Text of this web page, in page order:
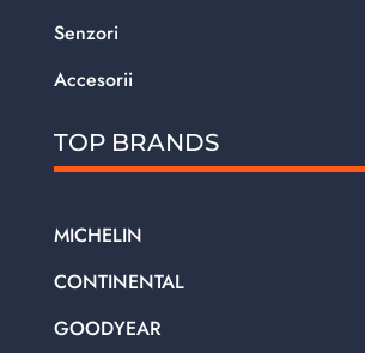
Senzori
Accesorii
TOP BRANDS
MICHELIN
CONTINENTAL
GOODYEAR